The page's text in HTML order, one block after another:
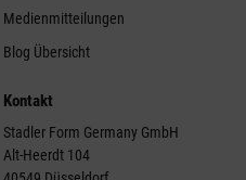
Medienmitteilungen
Blog Übersicht
Kontakt
Stadler Form Germany GmbH
Alt-Heerdt 104